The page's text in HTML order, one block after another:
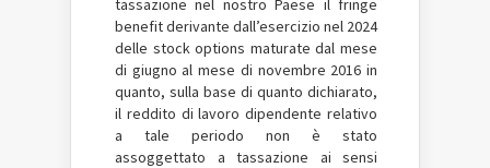
tassazione nel nostro Paese il fringe
benefit derivante dall’esercizio nel 2024
delle stock options maturate dal mese
di giugno al mese di novembre 2016 in
quanto, sulla base di quanto dichiarato,
il reddito di lavoro dipendente relativo
a tale periodo non è stato
assoggettato a tassazione ai sensi